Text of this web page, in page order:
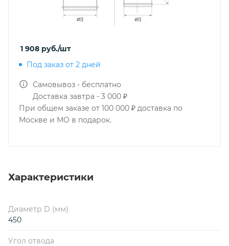
1 908 руб./шт
Под заказ от 2 дней
Самовывоз - бесплатно
Доставка завтра - 3 000 ₽
При общем заказе от 100 000 ₽ доставка по
Москве и МО в подарок.
Характеристики
Диаметр D (мм)
450
Угол отвода